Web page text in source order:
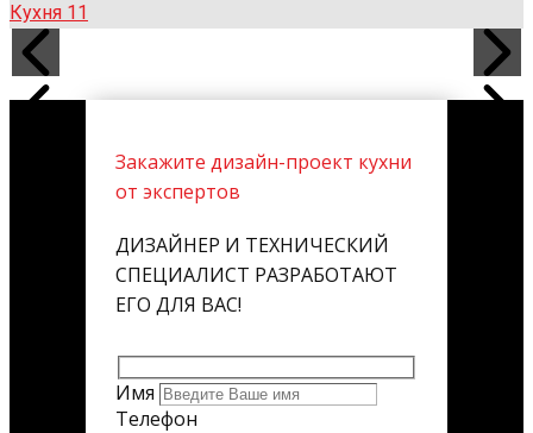
Кухня 11
Закажите дизайн-проект кухни
от экспертов
ДИЗАЙНЕР И ТЕХНИЧЕСКИЙ
СПЕЦИАЛИСТ РАЗРАБОТАЮТ
ЕГО ДЛЯ ВАС!
Имя
Телефон